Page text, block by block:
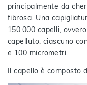
principalmente da
fibrosa. Una
150.000 capelli,
capelluto, ciascuno
e 100 micrometri.
Il capello è